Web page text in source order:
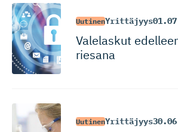
UutinenYrittäjyys
Valelaskut
riesana
UutinenYrittäjyys